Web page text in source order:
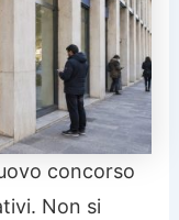
concorso
Non si